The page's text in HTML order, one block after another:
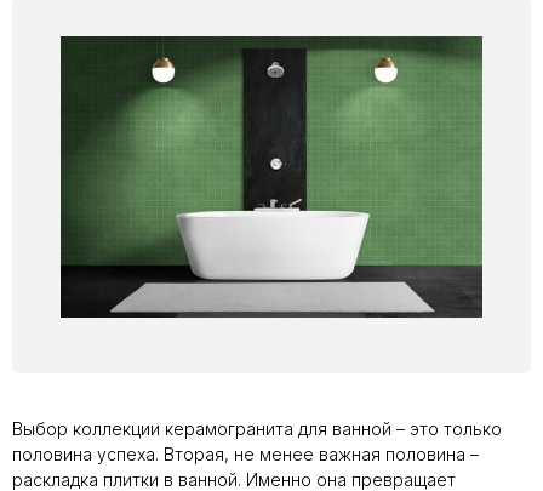
Выбор коллекции керамогранита для ванной – это только
половина успеха. Вторая, не менее важная половина –
раскладка плитки в ванной. Именно она превращает